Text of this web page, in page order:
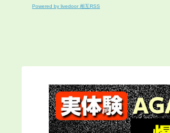
Powered by livedoor 相互RSS